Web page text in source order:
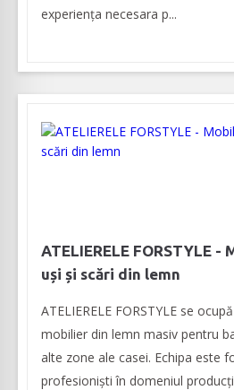
experiența necesara p...
ATELIERELE FORSTYLE
uși și scări din lemn
ATELIERELE FORSTYLE se
mobilier din lemn masiv pentru
alte zone ale casei. Echipa este
profesioniști în domeniul